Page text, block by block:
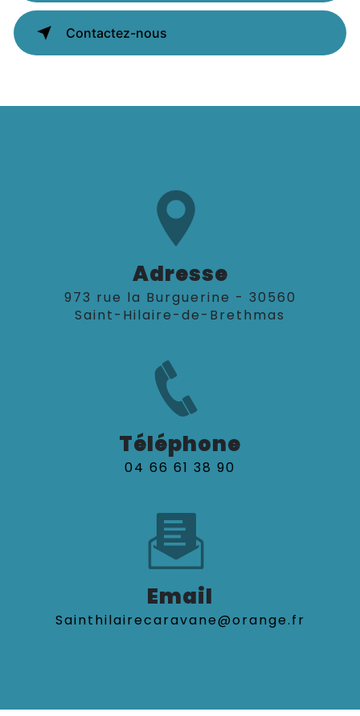
Contactez-nous
Adresse
973 rue la Burguerine - 30560
Saint-Hilaire-de-Brethmas
Téléphone
04 66 61 38 90
Email
sainthilairecaravane@orange.fr